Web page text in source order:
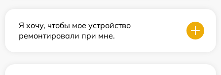
Я хочу, чтобы мое устройство
ремонтировали при мне.